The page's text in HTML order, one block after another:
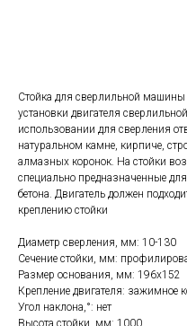
Стойка для сверлильной
установки двигателя
использовании для сверления
натуральном камне, кирпиче,
алмазных коронок. На стойки
специально предназначенные
бетона. Двигатель должен
креплению стойки
Диаметр сверления, мм: 10-130
Сечение стойки, мм:
Размер основания, мм: 196х152
Крепление двигателя: зажимное
Угол наклона,°: нет